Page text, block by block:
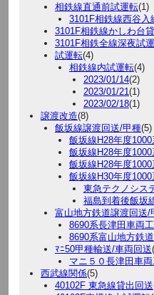
相鉄線直通前試運転(1)
3101F相鉄線西谷入
3101F相鉄線かしわ台
3101F相鉄全線深夜試
試運転(4)
相鉄線内試運転(4)
2023/01/14(2)
2023/01/21 (1)
2023/02/18(1)
譲渡改造(8)
飯坂線譲渡回送/甲種(5)
飯坂線H28年度
飯坂線H28年度
飯坂線H28年度
飯坂線H30年度
東急テクノシス
福島到着後飯坂
富山地方鉄道譲渡回送/
8690系長津田車両
8690系富山地方鉄
ﾏﾆ50甲種輸送/車両回送
マニ５０長津田車
西武線関係(5)
40102F 東急線貸出回送